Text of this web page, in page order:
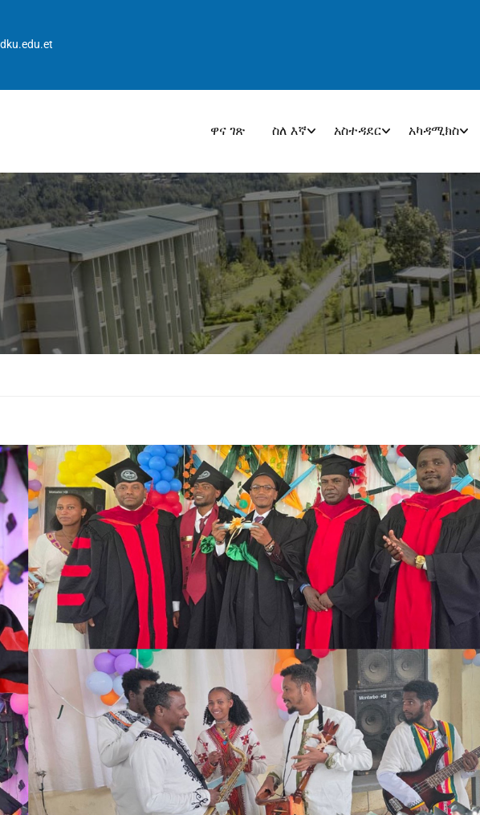
ዋና ገጽ ስለ እኛ አስተዳደር አካዳሚክስ